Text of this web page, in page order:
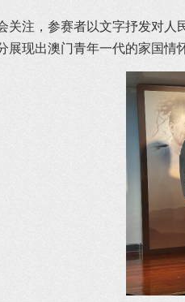
关注，参赛者以文字抒发对
展现出澳门青年一代的家国